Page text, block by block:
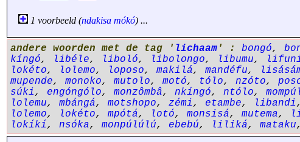
1 voorbeeld (ndakisa mókó) ...
andere woorden met de tag ' lichaam ' : bongó,
kíngó, libéle, liboló, libolongo, libumu,
lokéto, lolemo, loposo, makilá, mandéfu,
mupende, monoko, mutolo, motó, tólo, nzóto,
súki, engóngólo, monzômbâ, nkíngó, ntólo,
lolemu, mbángá, motshopo, zémi, etambe, libandi
lolemo, lokéto, mpótá, lotó, monsisá, mutema,
lokíkí, nsóka, monpúlúlú, ebebú, liliká, mataku